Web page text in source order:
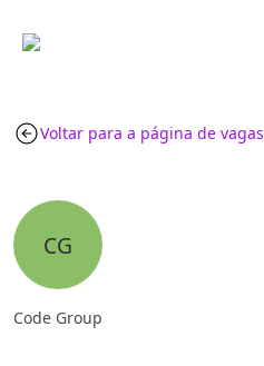
Voltar para a página de vagas
CG
Code Group